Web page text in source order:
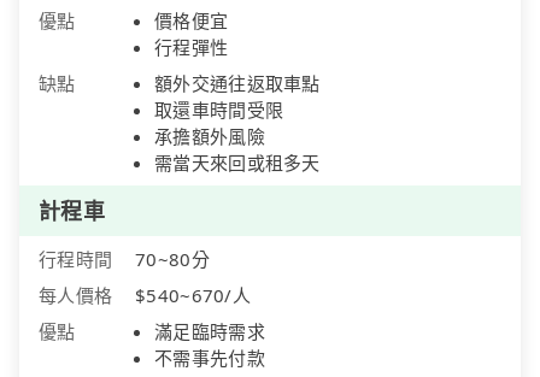
優點
價格便宜
行程彈性
缺點
額外交通往返取車點
取還車時間受限
承擔額外風險
需當天來回或租多天
計程車
行程時間
70~80分
每人價格
$540~670/人
優點
滿足臨時需求
不需事先付款